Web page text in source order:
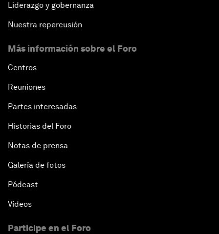
Liderazgo y gobernanza
Nuestra repercusión
Más información sobre el Foro
Centros
Reuniones
Partes interesadas
Historias del Foro
Notas de prensa
Galería de fotos
Pódcast
Vídeos
Participe en el Foro